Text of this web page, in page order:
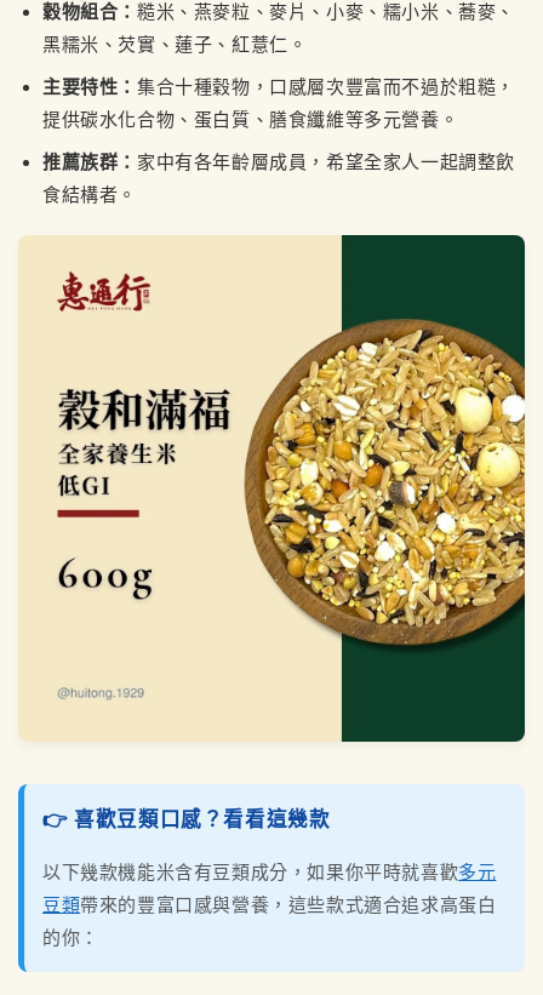
穀物組合： 糙米、燕麥粒、麥片、小麥、糯小米、蕎麥、
黑糯米、芡實、蓮子、紅薏仁。
主要特性： 集合十種穀物，口感層次豐富而不過於粗糙，
提供碳水化合物、蛋白質、膳食纖維等多元營養。
推薦族群： 家中有各年齡層成員，希望全家人一起調整飲
食結構者。
👉 喜歡豆類口感？看看這幾款
以下幾款機能米含有豆類成分，如果你平時就喜歡多元
豆類帶來的豐富口感與營養，這些款式適合追求高蛋白
的你：